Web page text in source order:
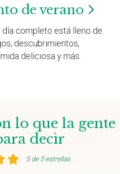
deverano
completo está lleno de
descubrimientos,
deliciosa y más.
lo que la gente
decir
5 de 5 estrellas